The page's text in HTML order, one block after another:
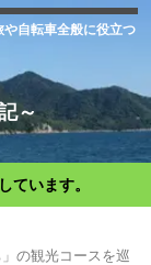
自転車全般に役立つ
～
ています。
」の観光コースを巡